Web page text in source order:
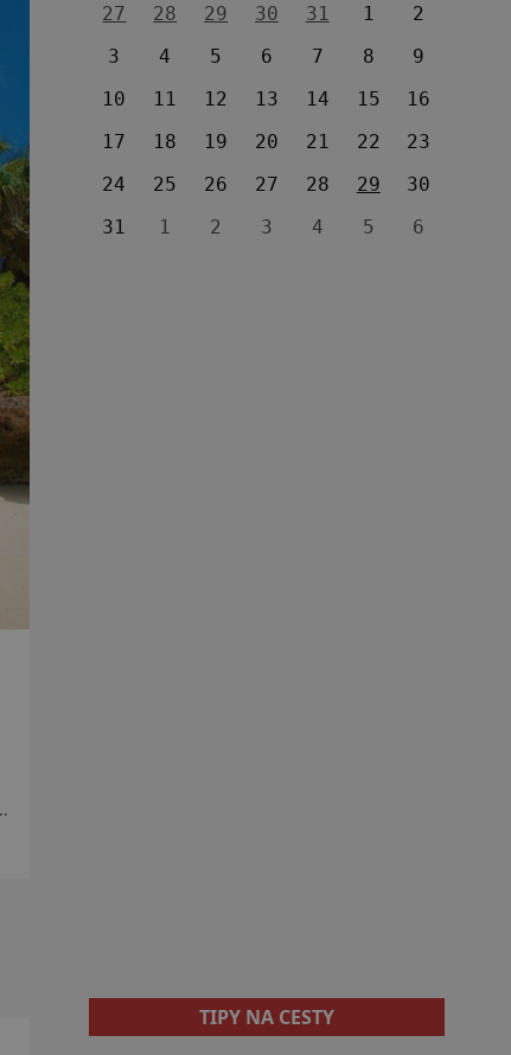
27
28 29 30 31 1
2
3
4 5 6 7 8
9
10
11 12 13 14 15
16
17
18 19 20 21 22
23
24
25 26 27 28 29
30
31
1 2 3 4 5 6
TIPY NA CESTY